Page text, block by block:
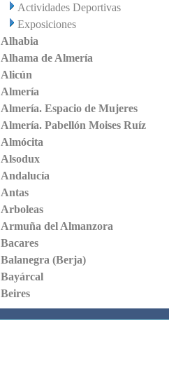
Actividades Deportivas
Exposiciones
Alhabia
Alhama de Almería
Alicún
Almería
Almería. Espacio de Mujeres
Almería. Pabellón Moises Ruíz
Almócita
Alsodux
Andalucía
Antas
Arboleas
Armuña del Almanzora
Bacares
Balanegra (Berja)
Bayárcal
Beires